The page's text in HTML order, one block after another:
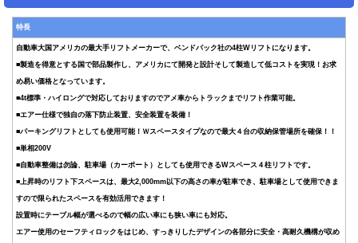
特長
自動車大国アメリカの最大手リフトメーカーで、ベンドパック社の4柱Wリフトになります。
■製造を得意とする国で部品製作し、アメリカにて開発と設計そして製造して低コストを実現！お求
め易い価格となっています。
■4t標準・ハイロングで対応しておりますのでアメ車からトラックまでリフト作業可能。
■エアー仕様で独自の落下防止装置、安全装置を装備！
■パーキングリフトとしても使用可能！Ｗスペースタイプなので最大４台の収納保管場所を確保！！
■単相200V
■自動車整備は勿論、駐車場（カーポート）としても使用できるWスペース４柱リフトです。
■上昇時のリフト下スペースは、最大2,000mm以下の高さの車が駐車でき、駐車場として使用できま
すので限られたスペースを有効活用できます！
設置時にテーブル幅が選べるので幅の広い車にも狭い車にも対応。
エアー使用のセーフティロックをはじめ、すっきりしたデザインの各部分に安全・高耐久機構が収め